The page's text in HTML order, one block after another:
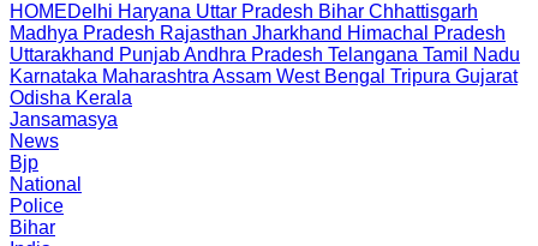
HOMEDelhi Haryana Uttar Pradesh Bihar Chhattisgarh
Madhya Pradesh Rajasthan Jharkhand Himachal Pradesh
Uttarakhand PunjabAndhra Pradesh Telangana Tamil Nadu
Karnataka Maharashtra Assam West Bengal Tripura Gujarat
Odisha Kerala
Jansamasya
News
Bjp
National
Police
Bihar